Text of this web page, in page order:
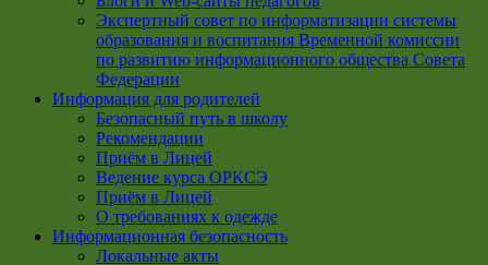
Экспертный совет по информатизации системы
образования и воспитания Временной комиссии
по развитию информационного общества Совета
Федерации
Информация для родителей
Безопасный путь в школу
Рекомендации
Приём в Лицей
Ведение курса ОРКСЭ
Приём в Лицей
О требованиях к одежде
Информационная безопасность
Локальные акты